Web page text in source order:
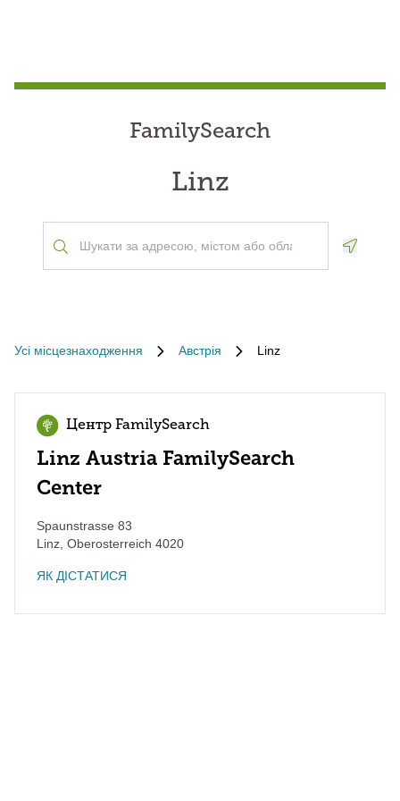
FamilySearch
Linz
Усі місцезнаходження Австрія Linz
Центр FamilySearch
Linz Austria FamilySearch
Center
Spaunstrasse 83
Linz Oberosterreich 4020
ЯК ДІСТАТИСЯ